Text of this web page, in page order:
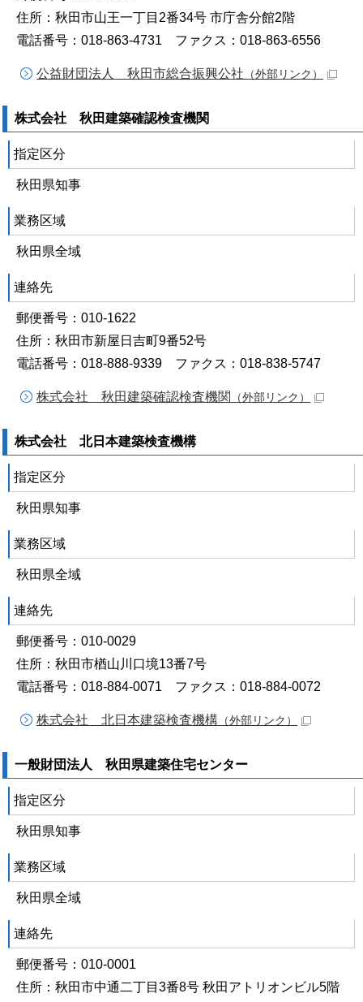
住所：秋田市山王一丁目2番34号 市庁舎分館2階
電話番号：018-863-4731 ファクス：018-863-6556
公益財団法人 秋田市総合振興公社 （外部リンク）
株式会社 秋田建築確認検査機関
指定区分
秋田県知事
業務区域
秋田県全域
連絡先
郵便番号：010-1622
住所：秋田市新屋日吉町9番52号
電話番号：018-888-9339 ファクス：018-838-5747
株式会社 秋田建築確認検査機関 （外部リンク）
株式会社 北日本建築検査機構
指定区分
秋田県知事
業務区域
秋田県全域
連絡先
郵便番号：010-0029
住所：秋田市楢山川口境13番7号
電話番号：018-884-0071 ファクス：018-884-0072
株式会社 北日本建築検査機構 （外部リンク）
一般財団法人 秋田県建築住宅センター
指定区分
秋田県知事
業務区域
秋田県全域
連絡先
郵便番号：010-0001
住所：秋田市中通二丁目3番8号 秋田アトリオンビル5階